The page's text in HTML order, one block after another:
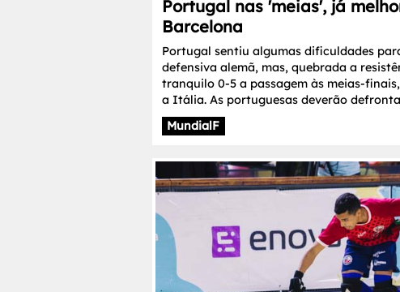
Portugal nas 'meias', já
Barcelona
Portugal sentiu algumas dificuldades
defensiva alemã, mas, quebrada a
tranquilo 0-5 a passagem às meias-
a Itália. As portuguesas deverão
MundialF